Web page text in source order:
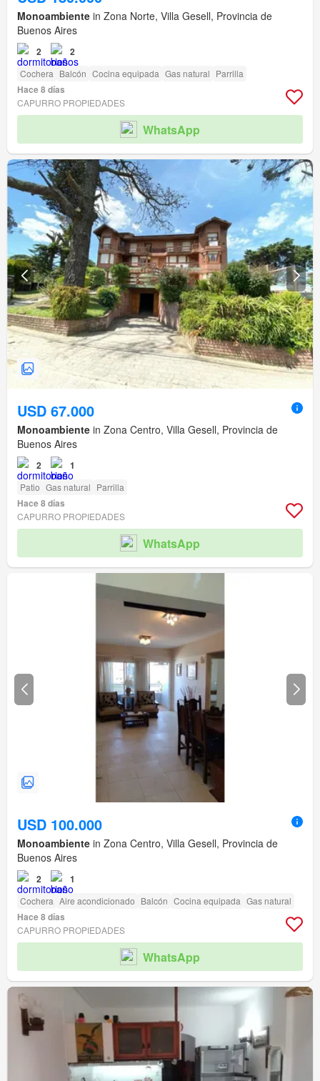
Monoambiente in Zona Norte, Villa Gesell, Provincia de
Buenos Aires
2 2
Cochera Balcón Cocina equipada Gas natural Parrilla
Hace 8 días
CAPURRO PROPIEDADES
WhatsApp
USD 67.000
Monoambiente in Zona Centro, Villa Gesell, Provincia de
Buenos Aires
2 1
Patio Gas natural Parrilla
Hace 8 días
CAPURRO PROPIEDADES
WhatsApp
USD 100.000
Monoambiente in Zona Centro, Villa Gesell, Provincia de
Buenos Aires
2 1
Cochera Aire acondicionado Balcón Cocina equipada Gas natural
Hace 8 días
CAPURRO PROPIEDADES
WhatsApp